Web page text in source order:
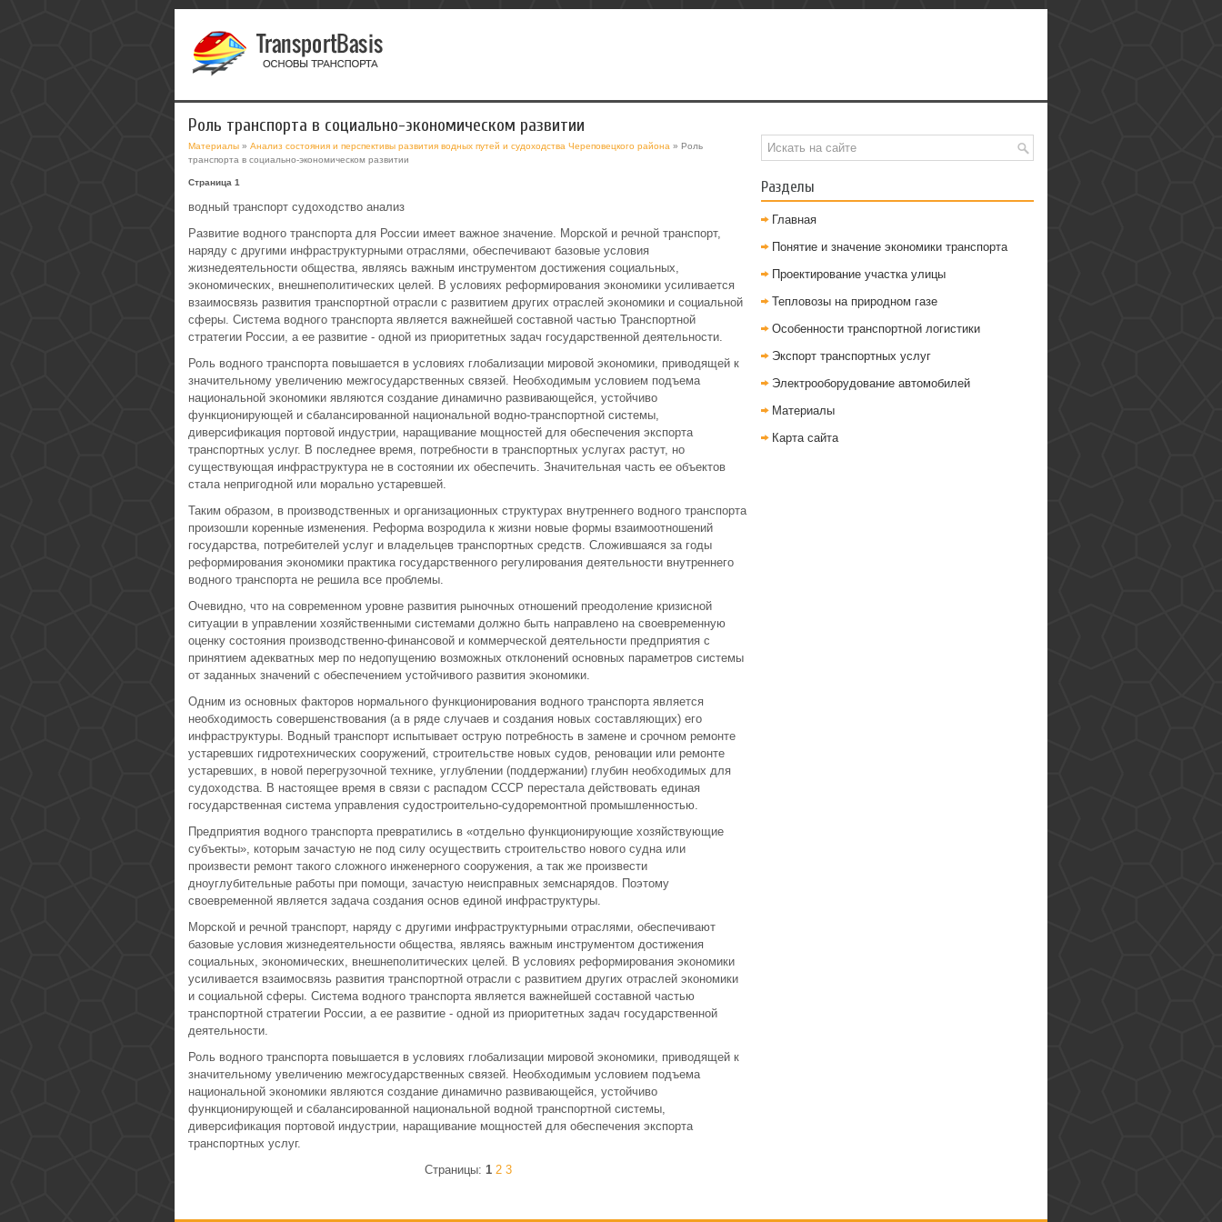
Роль транспорта в социально-экономическом развитии
Материалы » Анализ состояния и перспективы развития водных путей и судоходства Череповецкого района » Роль
транспорта в социально-экономическом развитии
Страница 1
водный транспорт судоходство анализ
Развитие водного транспорта для России имеет важное значение. Морской и речной транспорт,
наряду с другими инфраструктурными отраслями, обеспечивают базовые условия
жизнедеятельности общества, являясь важным инструментом достижения социальных,
экономических, внешнеполитических целей. В условиях реформирования экономики усиливается
взаимосвязь развития транспортной отрасли с развитием других отраслей экономики и социальной
сферы. Система водного транспорта является важнейшей составной частью Транспортной
стратегии России, а ее развитие - одной из приоритетных задач государственной деятельности.
Роль водного транспорта повышается в условиях глобализации мировой экономики, приводящей к
значительному увеличению межгосударственных связей. Необходимым условием подъема
национальной экономики являются создание динамично развивающейся, устойчиво
функционирующей и сбалансированной национальной водно-транспортной системы,
диверсификация портовой индустрии, наращивание мощностей для обеспечения экспорта
транспортных услуг. В последнее время, потребности в транспортных услугах растут, но
существующая инфраструктура не в состоянии их обеспечить. Значительная часть ее объектов
стала непригодной или морально устаревшей.
Таким образом, в производственных и организационных структурах внутреннего водного транспорта
произошли коренные изменения. Реформа возродила к жизни новые формы взаимоотношений
государства, потребителей услуг и владельцев транспортных средств. Сложившаяся за годы
реформирования экономики практика государственного регулирования деятельности внутреннего
водного транспорта не решила все проблемы.
Очевидно, что на современном уровне развития рыночных отношений преодоление кризисной
ситуации в управлении хозяйственными системами должно быть направлено на своевременную
оценку состояния производственно-финансовой и коммерческой деятельности предприятия с
принятием адекватных мер по недопущению возможных отклонений основных параметров системы
от заданных значений с обеспечением устойчивого развития экономики.
Одним из основных факторов нормального функционирования водного транспорта является
необходимость совершенствования (а в ряде случаев и создания новых составляющих) его
инфраструктуры. Водный транспорт испытывает острую потребность в замене и срочном ремонте
устаревших гидротехнических сооружений, строительстве новых судов, реновации или ремонте
устаревших, в новой перегрузочной технике, углублении (поддержании) глубин необходимых для
судоходства. В настоящее время в связи с распадом СССР перестала действовать единая
государственная система управления судостроительно-судоремонтной промышленностью.
Предприятия водного транспорта превратились в «отдельно функционирующие хозяйствующие
субъекты», которым зачастую не под силу осуществить строительство нового судна или
произвести ремонт такого сложного инженерного сооружения, а так же произвести
дноуглубительные работы при помощи, зачастую неисправных земснарядов. Поэтому
своевременной является задача создания основ единой инфраструктуры.
Морской и речной транспорт, наряду с другими инфраструктурными отраслями, обеспечивают
базовые условия жизнедеятельности общества, являясь важным инструментом достижения
социальных, экономических, внешнеполитических целей. В условиях реформирования экономики
усиливается взаимосвязь развития транспортной отрасли с развитием других отраслей экономики
и социальной сферы. Система водного транспорта является важнейшей составной частью
транспортной стратегии России, а ее развитие - одной из приоритетных задач государственной
деятельности.
Роль водного транспорта повышается в условиях глобализации мировой экономики, приводящей к
значительному увеличению межгосударственных связей. Необходимым условием подъема
национальной экономики являются создание динамично развивающейся, устойчиво
функционирующей и сбалансированной национальной водной транспортной системы,
диверсификация портовой индустрии, наращивание мощностей для обеспечения экспорта
транспортных услуг.
Страницы: 1 2 3
Разделы
Главная
Понятие и значение экономики транспорта
Проектирование участка улицы
Тепловозы на природном газе
Особенности транспортной логистики
Экспорт транспортных услуг
Электрооборудование автомобилей
Материалы
Карта сайта